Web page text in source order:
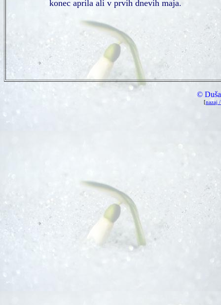
konec aprila ali v prvih dnevih maja.
©
[nazaj